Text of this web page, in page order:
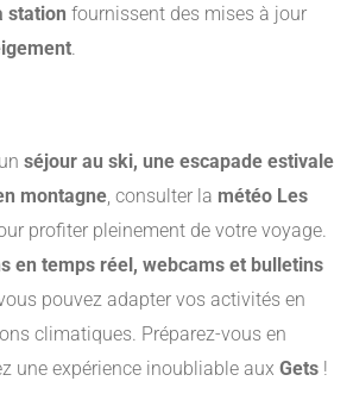
station fournissent des mises à jour
séjour au ski, une escapade estivale
montagne , consulter la météo Les
profiter pleinement de votre voyage.
en temps réel, webcams et bulletins
vous pouvez adapter vos activités en
climatiques. Préparez-vous en
une expérience inoubliable aux Gets !